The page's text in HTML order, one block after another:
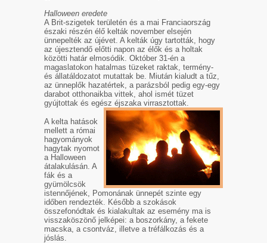
Halloween eredete
A Brit-szigetek területén és a mai Franciaország
északi részén élő kelták november elsején
ünnepelték az újévet. A kelták úgy tartották, hogy
az újesztendő előtti napon az élők és a holtak
közötti határ elmosódik. Október 31-én a
magaslatokon hatalmas tüzeket raktak, termény-
és állatáldozatot mutattak be. Miután kialudt a tűz,
az ünneplők hazatértek, a parázsból pedig egy-egy
darabot otthonaikba vittek, ahol ismét tüzet
gyújtottak és egész éjszaka virrasztottak.
A kelta hatások
mellett a római
hagyományok
hagytak nyomot
a Halloween
átalakulásán. A
fák és a
gyümölcsök
istennőjének, Pomonának ünnepét szinte egy
időben rendezték. Később a szokások
összefonódtak és kialakultak az esemény ma is
visszaköszönő jelképei: a boszorkány, a fekete
macska, a csontváz, illetve a tréfálkozás és a
jóslás.